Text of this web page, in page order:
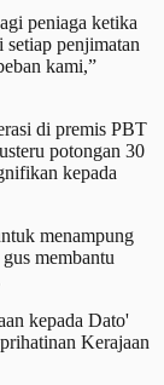
peniaga ketika
penjimatan
kami,”
di premis PBT
potongan 30
kepada
menampung
membantu
kepada Dato'
Kerajaan